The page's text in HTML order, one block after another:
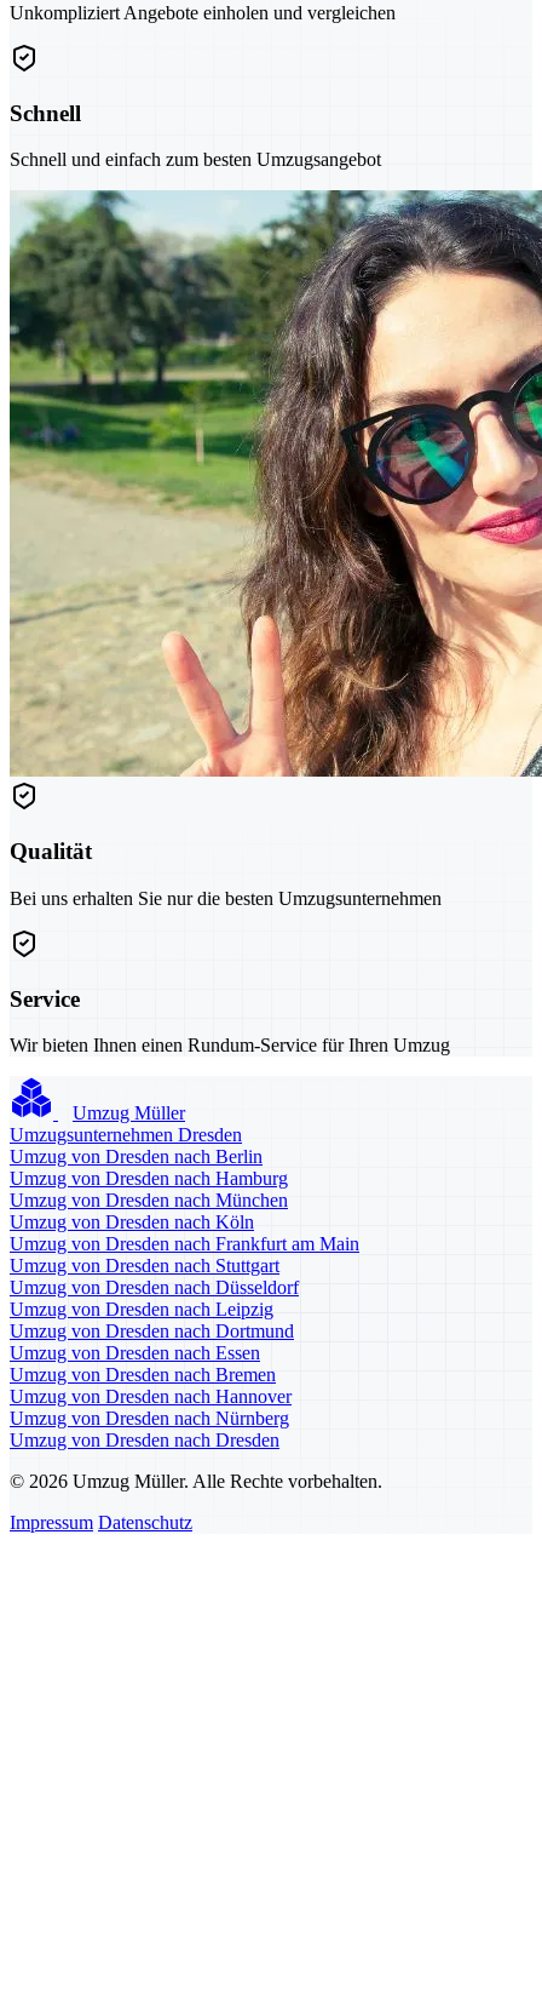
Unkompliziert Angebote einholen und vergleichen
Schnell
Schnell und einfach zum besten Umzugsangebot
Qualität
Bei uns erhalten Sie nur die besten Umzugsunternehmen
Service
Wir bieten Ihnen einen Rundum-Service für Ihren Umzug
Umzug Müller
Umzugsunternehmen Dresden
Umzug von Dresden nach Berlin
Umzug von Dresden nach Hamburg
Umzug von Dresden nach München
Umzug von Dresden nach Köln
Umzug von Dresden nach Frankfurt am Main
Umzug von Dresden nach Stuttgart
Umzug von Dresden nach Düsseldorf
Umzug von Dresden nach Leipzig
Umzug von Dresden nach Dortmund
Umzug von Dresden nach Essen
Umzug von Dresden nach Bremen
Umzug von Dresden nach Hannover
Umzug von Dresden nach Nürnberg
Umzug von Dresden nach Dresden
© 2026 Umzug Müller. Alle Rechte vorbehalten.
Impressum Datenschutz